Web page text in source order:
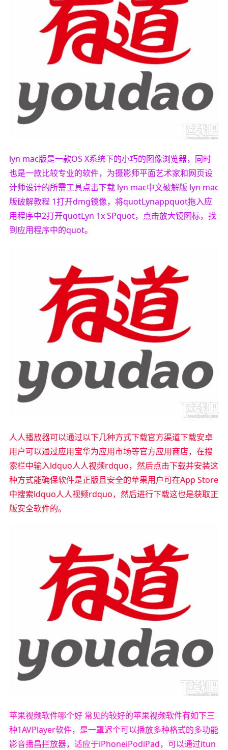
lyn mac版是一款OS X系统下的小巧的图像浏览器，同时
也是一款比较专业的软件，为摄影师平面艺术家和网页设
计师设计的所需工具点击下载 lyn mac中文破解版 lyn mac
版破解教程 1打开dmg镜像，将quotLynappquot拖入应
用程序中2打开quotLyn 1x SPquot，点击放大镜图标，找
到应用程序中的quot。
人人播放器可以通过以下几种方式下载官方渠道下载安卓
用户可以通过应用宝华为应用市场等官方应用商店，在搜
索栏中输入ldquo人人视频rdquo，然后点击下载并安装这
种方式能确保软件是正版且安全的苹果用户可在App Store
中搜索ldquo人人视频rdquo，然后进行下载这也是获取正
版安全软件的。
苹果视频软件哪个好 常见的较好的苹果视频软件有如下三
种1AVPlayer软件，是一罩迟个可以播放多种格式的多功能
影音播昌拦放器，适应于iPhoneiPodiPad，可以通过itun